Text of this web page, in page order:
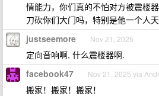
情能力，你们真的不怕对方被震楼
刀砍你们大门吗，特别是他一个人
justseemore Nov 21, 2025
定向音响啊, 什么震楼器啊.
facebook47 Nov 21, 2025 via
搬家！搬家！搬家！